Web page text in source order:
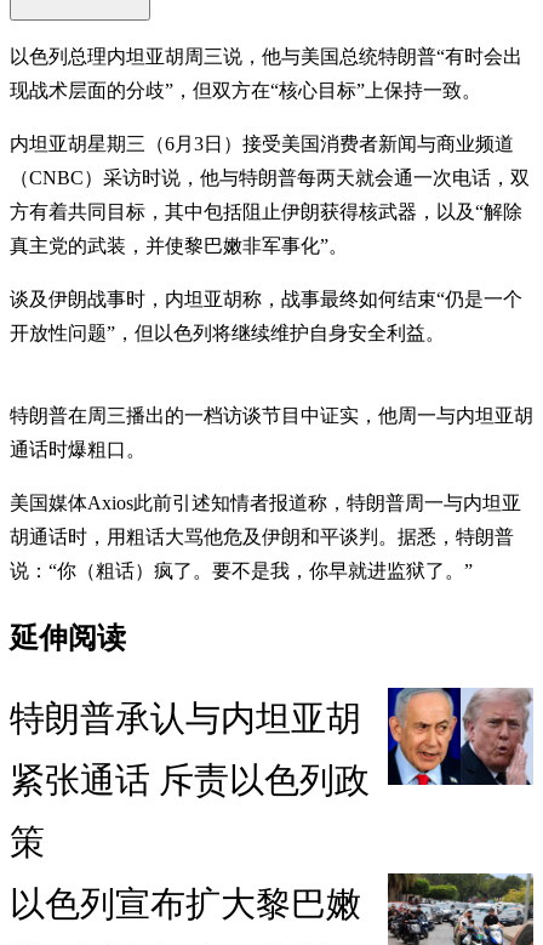
以色列总理内坦亚胡周三说，他与美国总统特朗普“有时会出
现战术层面的分歧”，但双方在“核心目标”上保持一致。
内坦亚胡星期三（6月3日）接受美国消费者新闻与商业频道
（CNBC）采访时说，他与特朗普每两天就会通一次电话，双
方有着共同目标，其中包括阻止伊朗获得核武器，以及“解除
真主党的武装，并使黎巴嫩非军事化”。
谈及伊朗战事时，内坦亚胡称，战事最终如何结束“仍是一个
开放性问题”，但以色列将继续维护自身安全利益。
特朗普在周三播出的一档访谈节目中证实，他周一与内坦亚胡
通话时爆粗口。
美国媒体Axios此前引述知情者报道称，特朗普周一与内坦亚
胡通话时，用粗话大骂他危及伊朗和平谈判。据悉，特朗普
说：“你（粗话）疯了。要不是我，你早就进监狱了。”
延伸阅读
特朗普承认与内坦亚胡
紧张通话 斥责以色列政
策
以色列宣布扩大黎巴嫩